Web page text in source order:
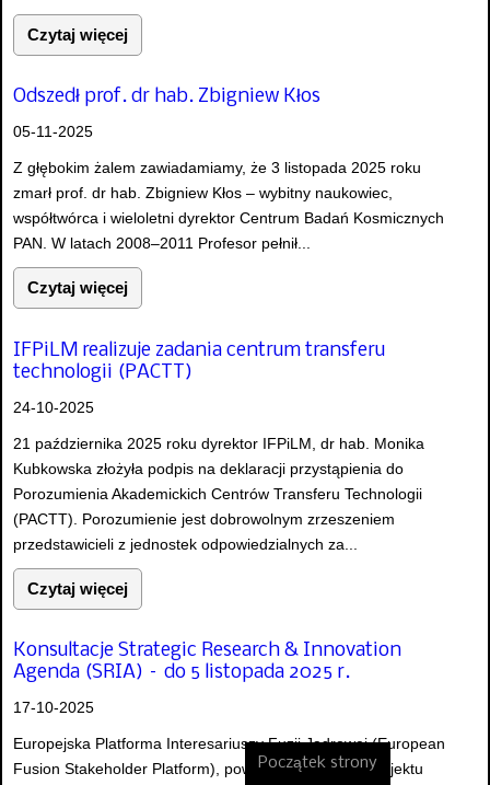
Czytaj więcej
Odszedł prof. dr hab. Zbigniew Kłos
05-11-2025
Z głębokim żalem zawiadamiamy, że 3 listopada 2025 roku
zmarł prof. dr hab. Zbigniew Kłos – wybitny naukowiec,
współtwórca i wieloletni dyrektor Centrum Badań Kosmicznych
PAN. W latach 2008–2011 Profesor pełnił...
Czytaj więcej
IFPiLM realizuje zadania centrum transferu
technologii (PACTT)
24-10-2025
21 października 2025 roku dyrektor IFPiLM, dr hab. Monika
Kubkowska złożyła podpis na deklaracji przystąpienia do
Porozumienia Akademickich Centrów Transferu Technologii
(PACTT). Porozumienie jest dobrowolnym zrzeszeniem
przedstawicieli z jednostek odpowiedzialnych za...
Czytaj więcej
Konsultacje Strategic Research & Innovation
Agenda (SRIA) – do 5 listopada 2025 r.
17-10-2025
Europejska Platforma Interesariuszy Fuzji Jądrowej (European
Fusion Stakeholder Platform), powołana w ramach projektu
Początek strony